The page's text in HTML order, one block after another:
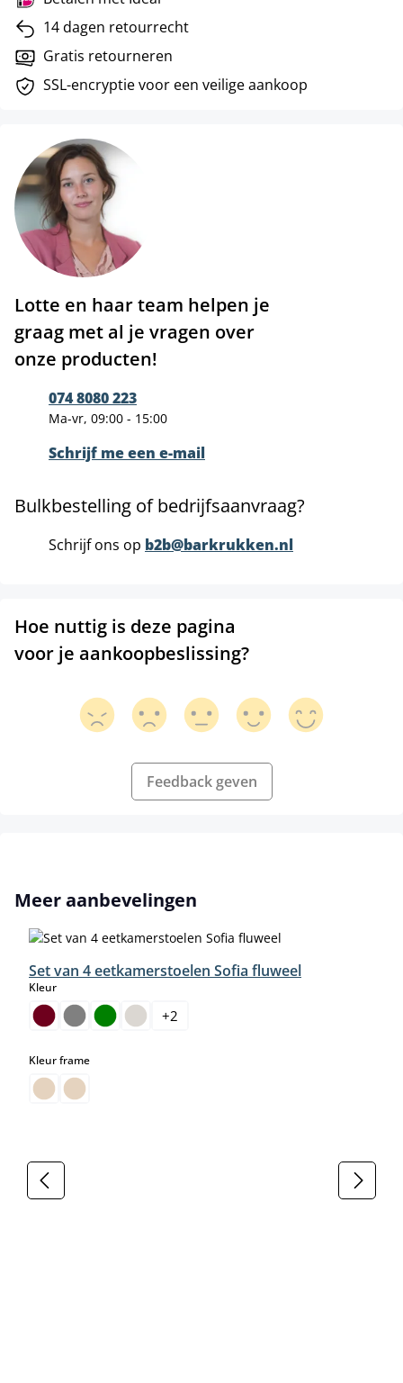
14 dagen retourrecht
Gratis retourneren
SSL-encryptie voor een veilige aankoop
Lotte en haar team helpen je
graag met al je vragen over
onze producten!
074 8080 223
Ma-vr, 09:00 - 15:00
Schrijf me een e-mail
Bulkbestelling of bedrijfsaanvraag?
Schrijf ons op b2b@barkrukken.nl
Hoe nuttig is deze pagina
voor je aankoopbeslissing?
Feedback geven
Productgalerij overslaan
Meer aanbevelingen
Set van 4 eetkamerstoelen Sofia fluweel
Kleurselect
+2
Kleur frameselect